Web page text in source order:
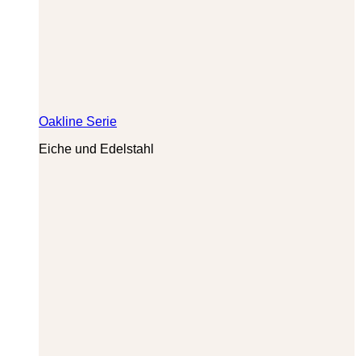
Oakline Serie
Eiche und Edelstahl